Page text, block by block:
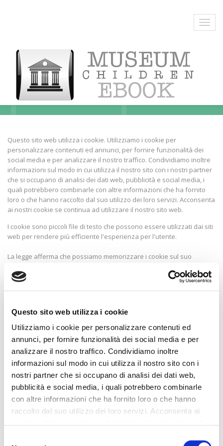
Questo sito web utilizza i cookie
Utilizziamo i cookie per personalizzare contenuti ed
annunci, per fornire funzionalità dei social media e per
analizzare il nostro traffico. Condividiamo inoltre
informazioni sul modo in cui utilizza il nostro sito con i
nostri partner che si occupano di analisi dei dati web,
pubblicità e social media, i quali potrebbero combinarle
con altre informazioni che ha fornito loro o che hanno
raccolto dal suo utilizzo dei loro servizi. Acconsenta ai
Cookie
Questo sito web utilizza i cookie. Utilizziamo i cookie per
personalizzare contenuti ed annunci, per fornire funzionalità dei
social media e per analizzare il nostro traffico. Condividiamo inoltre
informazioni sul modo in cui utilizza il nostro sito con i nostri partner
che si occupano di analisi dei dati web, pubblicità e social media, i
quali potrebbero combinarle con altre informazioni che ha fornito
loro o che hanno raccolto dal suo utilizzo dei loro servizi. Acconsenta
ai nostri cookie se continua ad utilizzare il nostro sito web.
I cookie sono piccoli file di testo che possono essere utilizzati dai siti
web per rendere più efficiente l'esperienza per l'utente.
La legge afferma che possiamo memorizzare i cookie sul suo
questo sito. Per tutti gli altri tipi di cookie abbiamo bisogno del suo
da servizi di terzi che compaiono sulle nostre pagine.
In qualsiasi momento è possibile modificare o revocare il proprio
consenso dalla Dichiarazione dei cookie sul nostro sito Web.
Scopra di più su chi siamo, come può contattarci e come trattiamo i
dati personali nella nostra Informativa sulla privacy.
Il tuo consenso si applica ai seguenti siti web: www.museumebook.it
Il tuo stato attuale: Rifiuta.
Dichiarazione Cookie aggiornata l'ultima volta il 17/07/2023 da